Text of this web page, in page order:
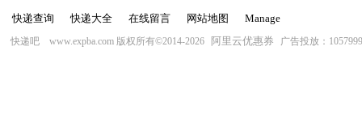
快递查询 快递大全 在线留言 网站地图 Manage
快递吧 www.expba.com 版权所有©2014-2026 阿里云优惠券 广告投放：